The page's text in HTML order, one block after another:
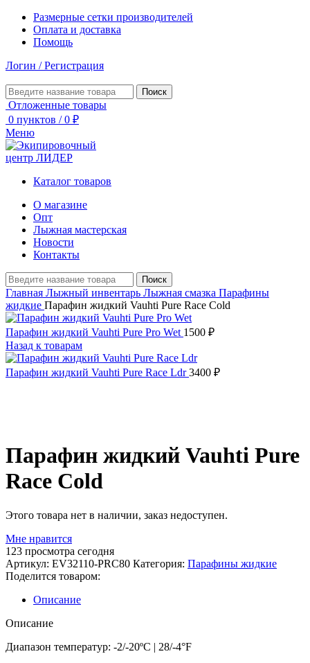
Размерные сетки производителей
Оплата и доставка
Помощь
Логин / Регистрация
Поиск
Отложенные товары
0 пунктов / 0 ₽
Меню
Каталог товаров
О магазине
Опт
Лыжная мастерская
Новости
Контакты
Поиск
Главная Лыжный инвентарь Лыжная смазка Парафины
жидкие Парафин жидкий Vauhti Pure Race Cold
Парафин жидкий Vauhti Pure Pro Wet 1500 ₽
Назад к товарам
Парафин жидкий Vauhti Pure Race Ldr3400 ₽
Парафин жидкий Vauhti Pure
Race Cold
Этого товара нет в наличии, заказ недоступен.
Мне нравится
123 просмотра сегодня
Артикул: EV32110-PRC80 Категория: Парафины жидкие
Поделится товаром:
Описание
Описание
Диапазон температур: -2/-20ºC | 28/-4°F